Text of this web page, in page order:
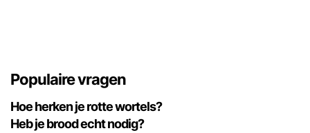
Populaire vragen
Hoe herken je rotte wortels?
Heb je brood echt nodig?